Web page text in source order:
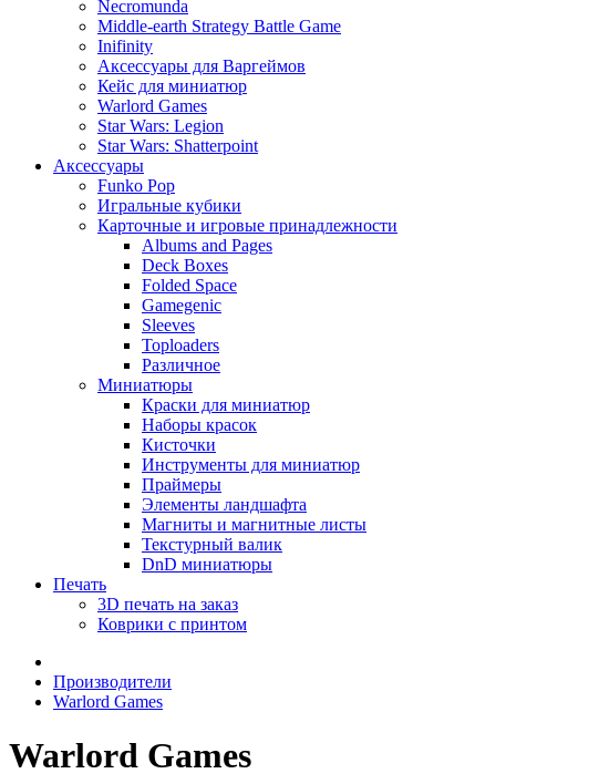
Necromunda
Middle-earth Strategy Battle Game
Inifinity
Аксессуары для Варгеймов
Кейс для миниатюр
Warlord Games
Star Wars: Legion
Star Wars: Shatterpoint
Аксессуары
Funko Pop
Игральные кубики
Карточные и игровые принадлежности
Albums and Pages
Deck Boxes
Folded Space
Gamegenic
Sleeves
Toploaders
Различное
Миниатюры
Краски для миниатюр
Наборы красок
Кисточки
Инструменты для миниатюр
Праймеры
Элементы ландшафта
Магниты и магнитные листы
Текстурный валик
DnD миниатюры
Печать
3D печать на заказ
Коврики с принтом
Производители
Warlord Games
Warlord Games